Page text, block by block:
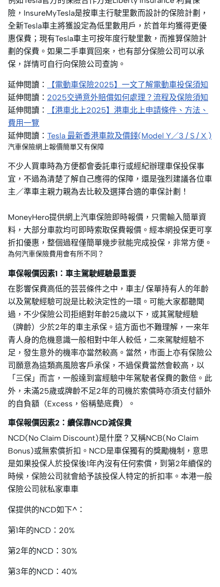
險，InsureMyTesla是按車主行駛里數而設計的保險計劃，
全新Tesla車主將獲設定為低里數用戶，於首年均獲得更優
惠保費；現有Tesla車主可按年度行駛里數，而推算保險計
劃的保費。如果二手車買回來，也有部分保險公司可以承
保，詳情可自行向保險公司查詢。
延伸閱讀：
【電動車保險2025】一文了解電動車投保須知
延伸閱讀： 2025交通意外賠償如何處理？流程及保險須知
延伸閱讀：
【港車北上2025】港車北上申請條件、方法、
費用一覽
延伸閱讀： Tesla 最新香港車款及價錢(Model Y／3 / S / X )
汽車保險網上報價簡單又有保障
不少人買車時為方便都會委託車行或經紀辦理車保投保事
宜，不過為清楚了解自己應得的保障，還是強烈建議各位車
主／準車主親力親為去比較及選擇合適的車保計劃！
MoneyHero提供網上汽車保險即時報價，只需輸入簡單資
料，大部分車款均可即時索取保費報價。經本網投保更可享
折扣優惠，整個過程僅簡單幾步就能完成投保，非常方便。
為何汽車保險費用會有所不同？
車保報價因素1：車主駕駛經驗最重要
在影響保費高低的芸芸條件之中，車主/ 保單持有人的年齡
以及駕駛經驗可說是比較決定性的一環。可能大家都聽聞
過，不少保險公司拒絕對年齡25歲以下，或其駕駛經驗
（牌齡）少於2年的車主承保。這方面也不難理解，一來年
青人身的危機意識一般相對中年人較低，二來駕駛經驗不
足，發生意外的機率亦當然較高。當然，市面上亦有保險公
司願意為這類高風險客戶承保，不過保費當然會較高，以
「三保」而言，一般達到富經驗中年駕駛者保費的數倍。此
外，未滿25歲或牌齡不足2年的司機於索償時亦須支付額外
的自負額（Excess，俗稱墊底費）。
車保報價因素2：續保靠NCD減保費
NCD(No Claim Discount)是什麼？又稱NCB(No Claim
Bonus)或無索償折扣。NCD是車保獨有的獎勵機制，意思
是如果投保人於投保後1年內沒有任何索償，到第2年續保的
時候，保險公司就會給予該投保人特定的折扣率。本港一般
保險公司就私家車車
保提供的NCD如下^：
第1年的NCD：20%
第2年的NCD：30%
第3年的NCD：40%